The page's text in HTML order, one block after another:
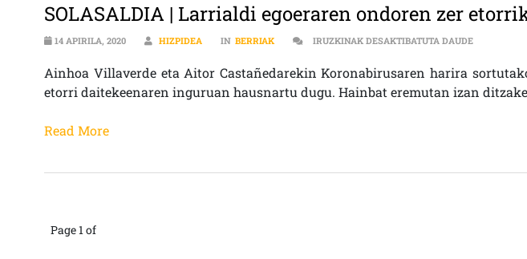
SOLASALDIA | Larrialdi egoeraren ondoren zer
14 APIRILA, 2020 HIZPIDEA IN BERRIAK IRUZKINAK DESAKTIBATUTA DAUDE
Ainhoa Villaverde eta Aitor Castañedarekin Koronabirusaren harira
etorri daitekeenaren inguruan hausnartu dugu. Hainbat eremutan izan
Read More
Page 1 of